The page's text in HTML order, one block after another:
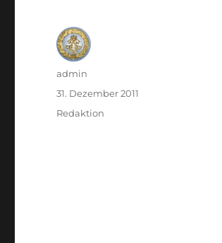
Autor
admin
Veröffentlicht
31. Dezember 2011
Kategorien
Redaktion